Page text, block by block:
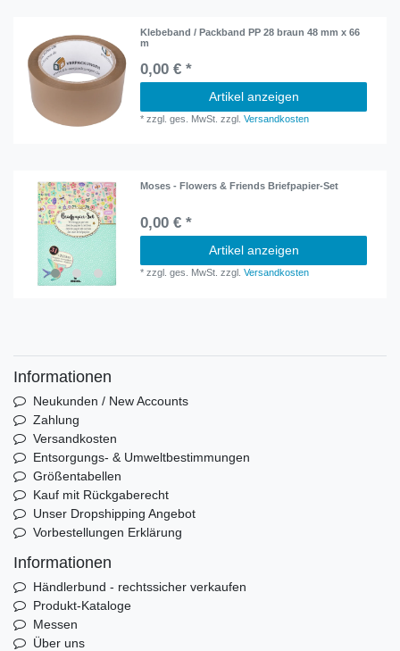
Klebeband / Packband PP 28 braun 48 mm x 66
m
0,00 € *
Artikel anzeigen
*zzgl. ges. MwSt. zzgl.Versandkosten
Moses - Flowers & Friends Briefpapier-Set
0,00 € *
Artikel anzeigen
*zzgl. ges. MwSt. zzgl.Versandkosten
Informationen
Neukunden / New Accounts
Zahlung
Versandkosten
Entsorgungs- & Umweltbestimmungen
Größentabellen
Kauf mit Rückgaberecht
Unser Dropshipping Angebot
Vorbestellungen Erklärung
Informationen
Händlerbund - rechtssicher verkaufen
Produkt-Kataloge
Messen
Über uns